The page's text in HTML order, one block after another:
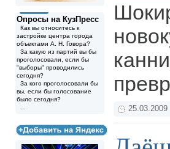
Опросы на КузПресс
Как вы относитесь к
застройке центра города
объектами А. Н. Говора?
За какую из партий вы бы
проголосовали, если бы
"выборы" проводились
сегодня?
За кого проголосовали бы
вы, если бы голосование
было сегодня?
25.03.2009